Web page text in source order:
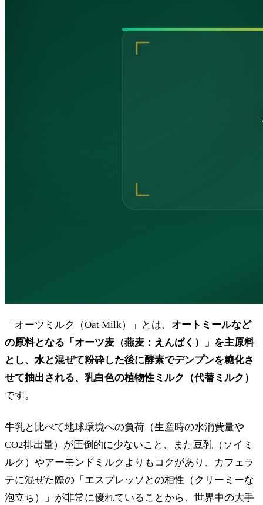
「オーツミルク（Oat Milk）」とは、 オートミールなど
の原料となる「オーツ麦（燕麦：えんばく）」を主原料
とし、水と混ぜて粉砕した後に酵素でデンプンを糖化さ
せて抽出される、乳白色の植物性ミルク（代替ミルク）
です。
牛乳と比べて地球環境への負荷（生産時の水消費量や
CO2排出量）が圧倒的に少ないこと、また豆乳（ソイミ
ルク）やアーモンドミルクよりもコクがあり、カフェラ
テに混ぜた際の「エスプレッソとの相性（クリーミーな
泡立ち）」が非常に優れていることから、世界中の大手